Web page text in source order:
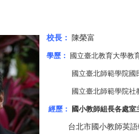
校長： 陳榮富
學歷： 國立臺北教育大學教
國立臺北師範學院國民
國立臺北師範學院社
經歷： 國小教師組長各處室
台北市國小教師英